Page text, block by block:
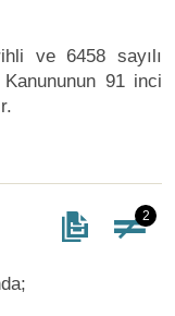
ve 6458 sayılı
91 inci
2